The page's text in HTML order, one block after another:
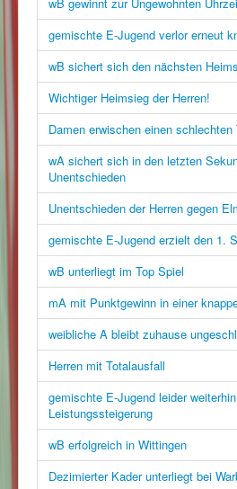
wB gewinnt zur Ungewohnten
gemischte E-Jugend verlor erneut
wB sichert sich den nächsten
Wichtiger Heimsieg der Herren!
Damen erwischen einen schlechten
wA sichert sich in den letzten
Unentschieden
Unentschieden der Herren gegen
gemischte E-Jugend erzielt den 1.
wB unterliegt im Top Spiel
mA mit Punktgewinn in einer
weibliche A bleibt zuhause
Herren mit Totalausfall
gemischte E-Jugend leider
Leistungssteigerung
wB erfolgreich in Wittingen
Dezimierter Kader unterliegt bei